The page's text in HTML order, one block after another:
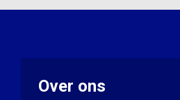
Over ons